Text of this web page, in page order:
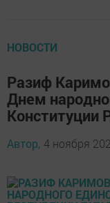
НОВОСТИ
Разиф
Днем
Конституции
Автор, 4 ноября